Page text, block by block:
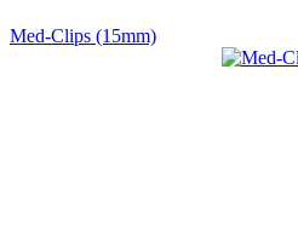
Med-Clips (15mm)